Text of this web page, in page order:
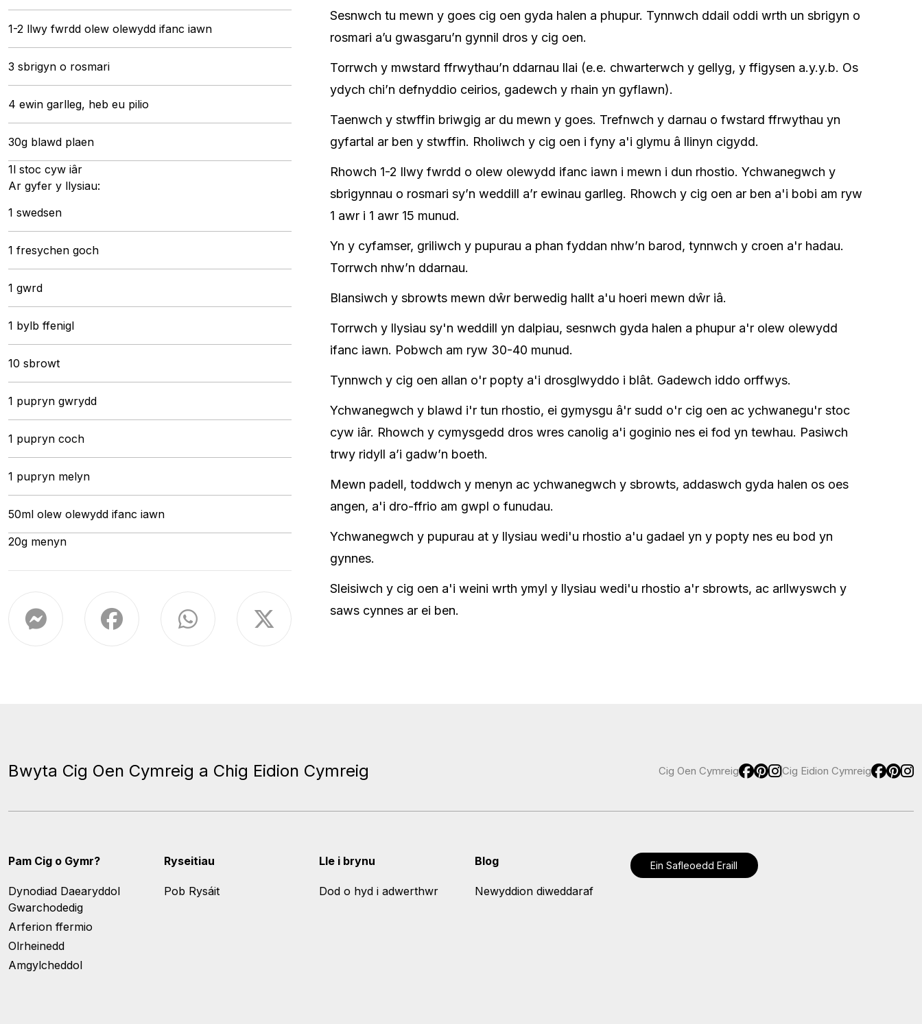
1-2 llwy fwrdd olew olewydd ifanc iawn
3 sbrigyn o rosmari
4 ewin garlleg, heb eu pilio
30g blawd plaen
1l stoc cyw iâr
Ar gyfer y llysiau:
1 swedsen
1 fresychen goch
1 gwrd
1 bylb ffenigl
10 sbrowt
1 pupryn gwrydd
1 pupryn coch
1 pupryn melyn
50ml olew olewydd ifanc iawn
20g menyn
Sesnwch tu mewn y goes cig oen gyda halen a phupur. Tynnwch ddail oddi wrth un sbrigyn o
rosmari a’u gwasgaru’n gynnil dros y cig oen.
Torrwch y mwstard ffrwythau’n ddarnau llai (e.e. chwarterwch y gellyg, y ffigysen a.y.y.b. Os
ydych chi’n defnyddio ceirios, gadewch y rhain yn gyflawn).
Taenwch y stwffin briwgig ar du mewn y goes. Trefnwch y darnau o fwstard ffrwythau yn
gyfartal ar ben y stwffin. Rholiwch y cig oen i fyny a'i glymu â llinyn cigydd.
Rhowch 1-2 llwy fwrdd o olew olewydd ifanc iawn i mewn i dun rhostio. Ychwanegwch y
sbrigynnau o rosmari sy’n weddill a’r ewinau garlleg. Rhowch y cig oen ar ben a'i bobi am ryw
1 awr i 1 awr 15 munud.
Yn y cyfamser, griliwch y pupurau a phan fyddan nhw’n barod, tynnwch y croen a'r hadau.
Torrwch nhw’n ddarnau.
Blansiwch y sbrowts mewn dŵr berwedig hallt a'u hoeri mewn dŵr iâ.
Torrwch y llysiau sy'n weddill yn dalpiau, sesnwch gyda halen a phupur a'r olew olewydd
ifanc iawn. Pobwch am ryw 30-40 munud.
Tynnwch y cig oen allan o'r popty a'i drosglwyddo i blât. Gadewch iddo orffwys.
Ychwanegwch y blawd i'r tun rhostio, ei gymysgu â'r sudd o'r cig oen ac ychwanegu'r stoc
cyw iâr. Rhowch y cymysgedd dros wres canolig a'i goginio nes ei fod yn tewhau. Pasiwch
trwy ridyll a’i gadw’n boeth.
Mewn padell, toddwch y menyn ac ychwanegwch y sbrowts, addaswch gyda halen os oes
angen, a'i dro-ffrio am gwpl o funudau.
Ychwanegwch y pupurau at y llysiau wedi'u rhostio a'u gadael yn y popty nes eu bod yn
gynnes.
Sleisiwch y cig oen a'i weini wrth ymyl y llysiau wedi'u rhostio a'r sbrowts, ac arllwyswch y
saws cynnes ar ei ben.
Bwyta Cig Oen Cymreig a Chig Eidion Cymreig Cig Oen Cymreig Cig Eidion Cymreig
Pam Cig o Gymr?
Dynodiad Daearyddol
Gwarchodedig
Arferion ffermio
Olrheinedd
Amgylcheddol
Ryseitiau
Pob Rysáit
Lle i brynu
Dod o hyd i adwerthwr
Blog
Newyddion diweddaraf
Ein Safleoedd Eraill